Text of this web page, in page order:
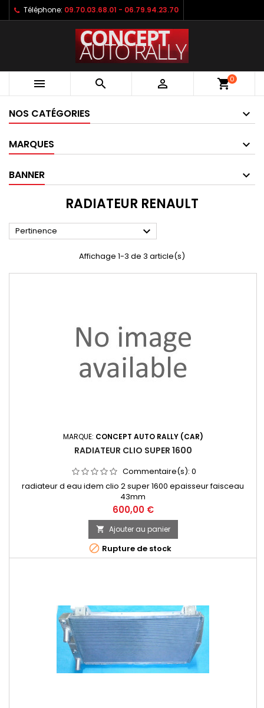
Téléphone: 09.70.03.68.01 - 06.79.94.23.70
   shopping_cart0
NOS CATÉGORIES
MARQUES
BANNER
RADIATEUR RENAULT
Pertinence 
Affichage 1-3 de 3 article(s)
MARQUE: CONCEPT AUTO RALLY (CAR)
RADIATEUR CLIO SUPER 1600
Commentaire(s): 0
radiateur d eau idem clio 2 super 1600 epaisseur faisceau
43mm
Prix
600,00 €
 Ajouter au panier
 Rupture de stock